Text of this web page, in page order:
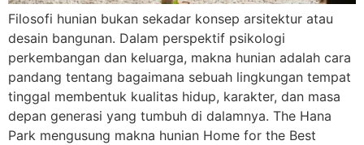
Filosofi hunian bukan sekadar konsep arsitektur atau
desain bangunan. Dalam perspektif psikologi
perkembangan dan keluarga, makna hunian adalah cara
pandang tentang bagaimana sebuah lingkungan tempat
tinggal membentuk kualitas hidup, karakter, dan masa
depan generasi yang tumbuh di dalamnya. The Hana
Park mengusung makna hunian Home for the Best